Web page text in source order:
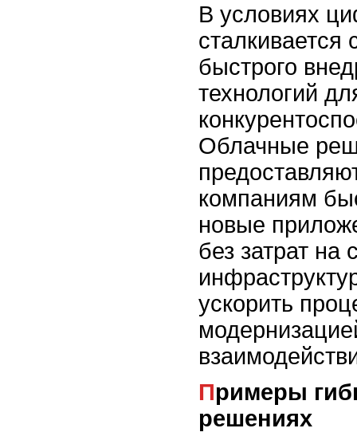
В условиях
сталкивается
быстрого
технологий
Облачные
компаниям
новые
без затрат на
ускорить
Примеры гибкости в облачных
решениях